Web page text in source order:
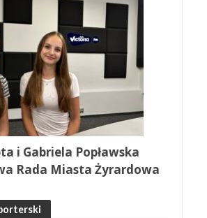
i Gabriela Popławska
Rada Miasta Żyrardowa